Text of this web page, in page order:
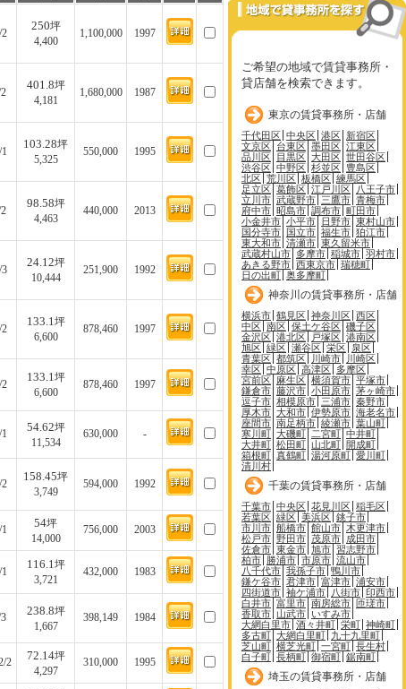
2
250坪
4,400
1,100,000 1997
401.8坪
4,181
1,680,000 1987
1
103.28坪
5,325
550,000 1995
98.58坪
4,463
440,000 2013
3
24.12坪
10,444
251,900 1992
2
133.1坪
6,600
878,460 1997
2
133.1坪
6,600
878,460 1997
1
54.62坪
11,534
630,000 -
2
158.45坪
3,749
594,000 1992
1
54坪
14,000
756,000 2003
1
116.1坪
3,721
432,000 1983
238.8坪
1,667
398,149 1984
2
72.14坪
4,297
310,000 1995
ご希望の地域で賃貸事務所・
貸店舗を検索できます。
東京の賃貸事務所・店舗
千代田区 中央区 港区 新宿区
文京区 台東区 墨田区 江東区
品川区 目黒区 大田区 世田谷区
渋谷区 中野区 杉並区 豊島区
北区 荒川区 板橋区 練馬区
足立区 葛飾区 江戸川区
八王子市
立川市 武蔵野市 三鷹市 青梅市
府中市 昭島市 調布市 町田市
小金井市 小平市 日野市 東村山市
国分寺市
国立市 福生市 狛江市
東大和市 清瀬市 東久留米市
武蔵村山市 多摩市 稲城市 羽村市
あきる野市 西東京市 瑞穂町
日の出町 奥多摩町
神奈川の賃貸事務所・店舗
横浜市 鶴見区 神奈川区 西区
中区 南区 保土ケ谷区 磯子区
金沢区 港北区 戸塚区 港南区
旭区 緑区 瀬谷区 栄区 泉区
青葉区 都筑区 川崎市
川崎区
幸区 中原区 高津区 多摩区
宮前区 麻生区 横須賀市 平塚市
鎌倉市 藤沢市 小田原市 茅ヶ崎市
逗子市 相模原市 三浦市 秦野市
厚木市 大和市 伊勢原市 海老名市
座間市 南足柄市 綾瀬市 葉山町
寒川町 大磯町 二宮町 中井町
大井町 松田町 山北町 開成町
箱根町 真鶴町 湯河原町 愛川町
清川村
千葉の賃貸事務所・店舗
千葉市 中央区 花見川区 稲毛区
若葉区 緑区 美浜区 銚子市
市川市 船橋市 館山市 木更津市
松戸市 野田市 茂原市 成田市
佐倉市 東金市 旭市 習志野市
柏市 勝浦市 市原市 流山市
八千代市 我孫子市 鴨川市
鎌ケ谷市 君津市 富津市 浦安市
四街道市 袖ケ浦市 八街市 印西市
白井市 富里市 南房総市 匝瑳市
香取市 山武市 いすみ市
大網白里市 酒々井町 栄町 神崎町
多古町 大網白里町 九十九里町
芝山町 横芝光町 一宮町 長生村
白子町 長柄町 御宿町 鋸南町
埼玉の賃貸事務所・店舗